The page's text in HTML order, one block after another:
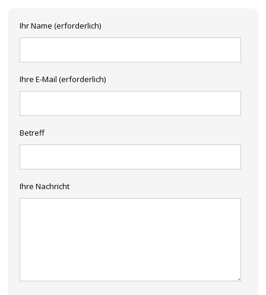
Ihr Name (erforderlich)
Ihre E-Mail (erforderlich)
Betreff
Ihre Nachricht